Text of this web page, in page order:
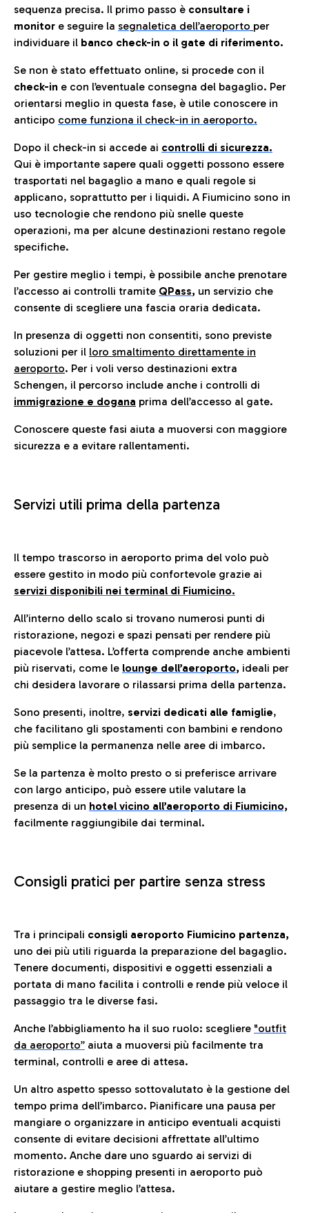
sequenza precisa. Il primo passo è consultare i
monitor e seguire la segnaletica dell’aeroporto per
individuare il banco check-in o il gate di riferimento.
Se non è stato effettuato online, si procede con il
check-in e con l’eventuale consegna del bagaglio. Per
orientarsi meglio in questa fase, è utile conoscere in
anticipo come funziona il check-in in aeroporto.
Dopo il check-in si accede ai controlli di sicurezza.
Qui è importante sapere quali oggetti possono essere
trasportati nel bagaglio a mano e quali regole si
applicano, soprattutto per i liquidi. A Fiumicino sono in
uso tecnologie che rendono più snelle queste
operazioni, ma per alcune destinazioni restano regole
specifiche.
Per gestire meglio i tempi, è possibile anche prenotare
l’accesso ai controlli tramite QPass, un servizio che
consente di scegliere una fascia oraria dedicata.
In presenza di oggetti non consentiti, sono previste
soluzioni per il loro smaltimento direttamente in
aeroporto. Per i voli verso destinazioni extra
Schengen, il percorso include anche i controlli di
immigrazione e dogana prima dell’accesso al gate.
Conoscere queste fasi aiuta a muoversi con maggiore
sicurezza e a evitare rallentamenti.
Servizi utili prima della partenza
Il tempo trascorso in aeroporto prima del volo può
essere gestito in modo più confortevole grazie ai
servizi disponibili nei terminal di Fiumicino.
All’interno dello scalo si trovano numerosi punti di
ristorazione, negozi e spazi pensati per rendere più
piacevole l’attesa. L’offerta comprende anche ambienti
più riservati, come le lounge dell’aeroporto, ideali per
chi desidera lavorare o rilassarsi prima della partenza.
Sono presenti, inoltre, servizi dedicati alle famiglie,
che facilitano gli spostamenti con bambini e rendono
più semplice la permanenza nelle aree di imbarco.
Se la partenza è molto presto o si preferisce arrivare
con largo anticipo, può essere utile valutare la
presenza di un hotel vicino all’aeroporto di Fiumicino,
facilmente raggiungibile dai terminal.
Consigli pratici per partire senza stress
Tra i principali consigli aeroporto Fiumicino partenza,
uno dei più utili riguarda la preparazione del bagaglio.
Tenere documenti, dispositivi e oggetti essenziali a
portata di mano facilita i controlli e rende più veloce il
passaggio tra le diverse fasi.
Anche l’abbigliamento ha il suo ruolo: scegliere "outfit
da aeroporto” aiuta a muoversi più facilmente tra
terminal, controlli e aree di attesa.
Un altro aspetto spesso sottovalutato è la gestione del
tempo prima dell’imbarco. Pianificare una pausa per
mangiare o organizzare in anticipo eventuali acquisti
consente di evitare decisioni affrettate all’ultimo
momento. Anche dare uno sguardo ai servizi di
ristorazione e shopping presenti in aeroporto può
aiutare a gestire meglio l’attesa.